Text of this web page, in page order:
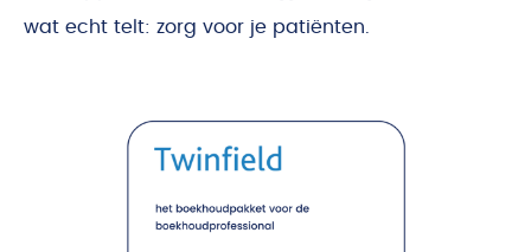
wat echt telt: zorg voor je patiënten.